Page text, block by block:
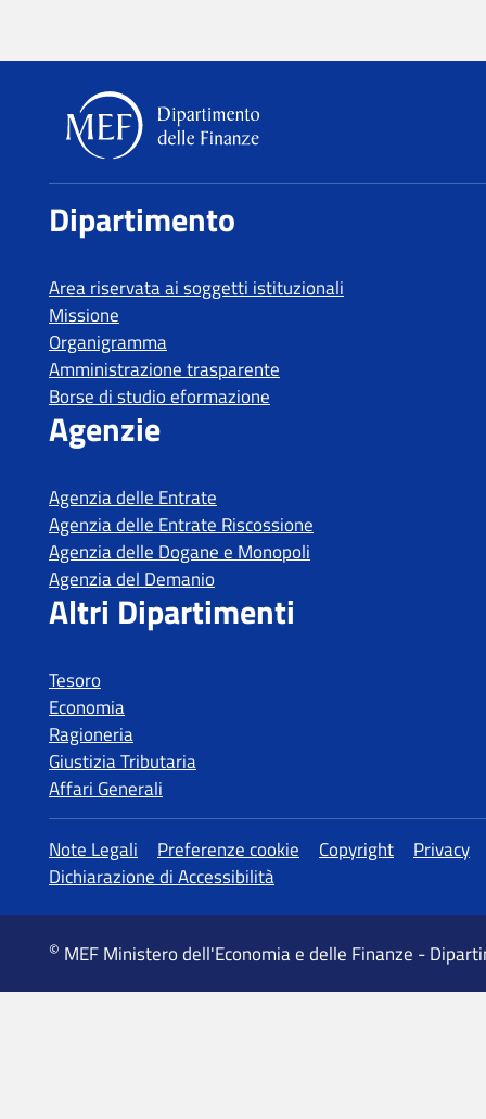
Tesoro
Economia
Ragioneria
Giustizia Tributaria
Affari Generali
MEF Ministero dell'Economia e delle Finanze -